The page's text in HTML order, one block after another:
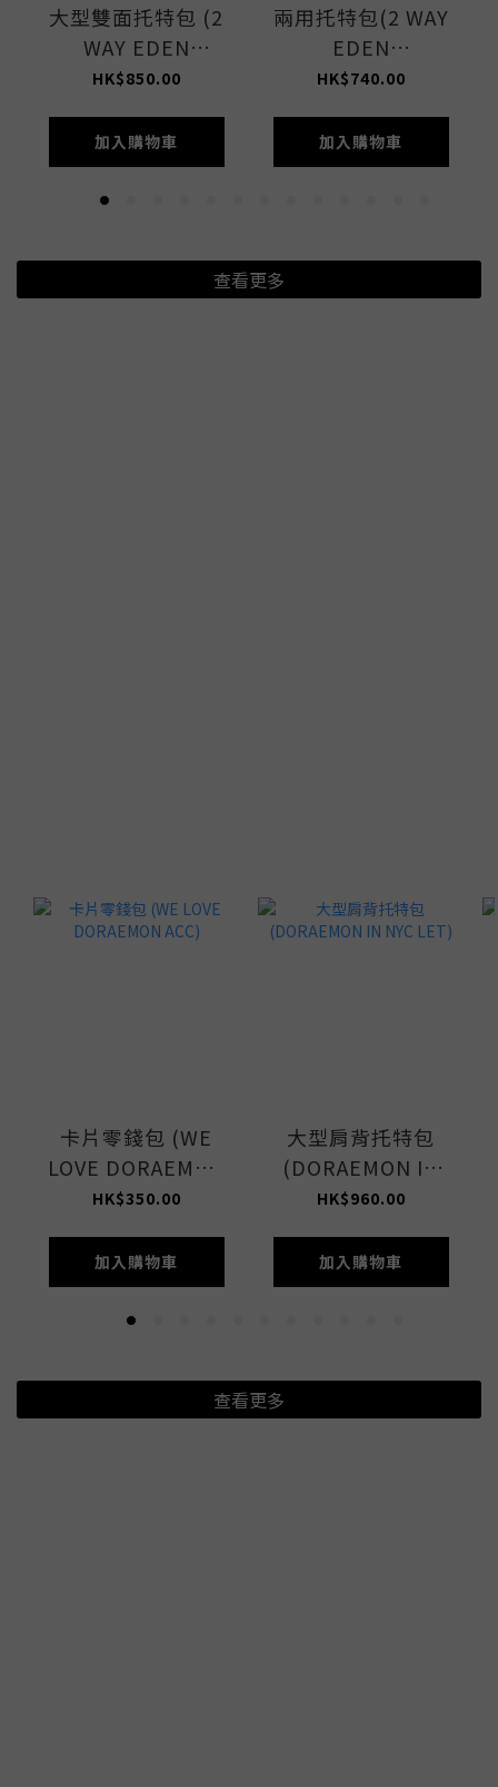
大型雙面托特包 (2
WAY EDEN
GREEN/STONE)
HK$850.00
加入購物車
兩用托特包(2 WAY
EDEN
GREEN/STONE)
HK$740.00
加入購物車
查看更多
卡片零錢包 (WE
LOVE DORAEMON
ACC)
HK$350.00
加入購物車
大型肩背托特包
(DORAEMON IN
NYC LET)
HK$960.00
加入購物車
查看更多